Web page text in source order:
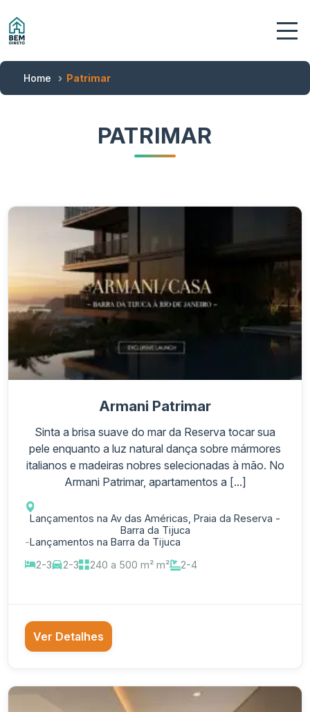
Home Patrimar
PATRIMAR
Armani Patrimar
Sinta a brisa suave do mar da Reserva tocar sua
pele enquanto a luz natural dança sobre mármores
italianos e madeiras nobres selecionadas à mão. No
Armani Patrimar, apartamentos a [...]
Lançamentos na Av das Américas, Praia da Reserva -
Barra da Tijuca
-Lançamentos na Barra da Tijuca
2-3
2-3 240 a 500 m² m² 2-4
Ver Detalhes